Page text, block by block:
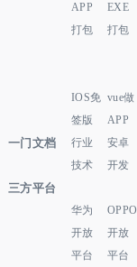
APP
打包
EXE
打包
IOS免
签版
vue做
APP
一门文档
行业
技术
安卓
开发
三方平台
华为
开放
平台
OPPO
开放
平台